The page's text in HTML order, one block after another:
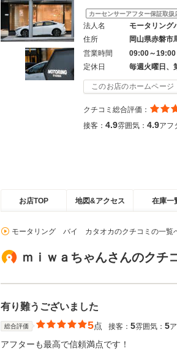
カーセンサーアフター保証取扱
法人名
モータリング
住所
岡山県赤磐市
営業時間
09:00～19:00
定休日
毎週火曜日、
このお店のホームページ
クチコミ総合評価：
接客： 4.9雰囲気： 4.9アフ
お店TOP 地図&アクセス 在庫一
モータリング バイ カタオカのクチコミの一覧
ｍｉｗａちゃんさんのクチ
有り難うございました
総合評価 5点 接客： 5雰囲気： 5
アフターも最高で信頼満点です！